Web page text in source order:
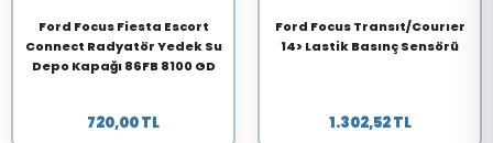
Ford Focus Fiesta Escort
Connect Radyatör Yedek Su
Depo Kapağı 86FB 8100 GD
720,00 TL
Ford Focus Transıt/Courıer
14> Lastik Basınç Sensörü
1.302,52 TL